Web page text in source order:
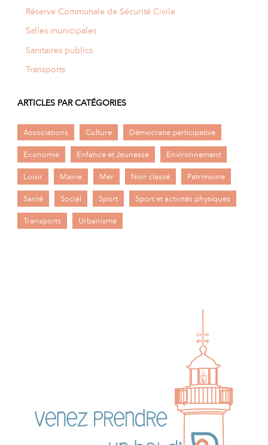
Réserve Communale de Sécurité Civile
Salles municipales
Sanitaires publics
Transports
ARTICLES PAR CATÉGORIES
Associations Culture Démocratie participative
Economie Enfance et Jeunesse Environnement
Loisir Mairie Mer Non classé Patrimoine
Santé Social Sport Sport et activités physiques
Transports Urbanisme